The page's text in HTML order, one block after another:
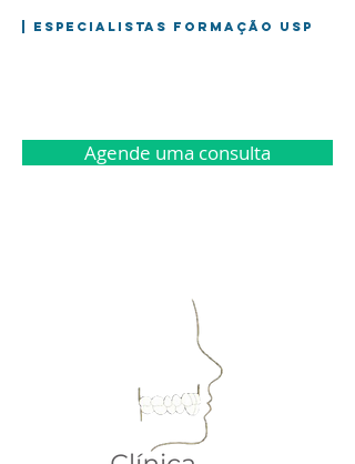
| Especialistas formação USP
Agende uma consulta